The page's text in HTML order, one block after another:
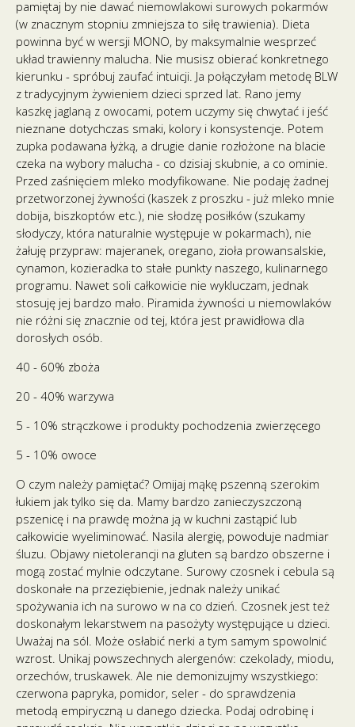
pamiętaj by nie dawać niemowlakowi surowych pokarmów
(w znacznym stopniu zmniejsza to siłę trawienia). Dieta
powinna być w wersji MONO, by maksymalnie wesprzeć
układ trawienny malucha. Nie musisz obierać konkretnego
kierunku - spróbuj zaufać intuicji. Ja połączyłam metodę BLW
z tradycyjnym żywieniem dzieci sprzed lat. Rano jemy
kaszkę jaglaną z owocami, potem uczymy się chwytać i jeść
nieznane dotychczas smaki, kolory i konsystencje. Potem
zupka podawana łyżką, a drugie danie rozłożone na blacie
czeka na wybory malucha - co dzisiaj skubnie, a co ominie.
Przed zaśnięciem mleko modyfikowane. Nie podaję żadnej
przetworzonej żywności (kaszek z proszku - już mleko mnie
dobija, biszkoptów etc.), nie słodzę posiłków (szukamy
słodyczy, która naturalnie występuje w pokarmach), nie
żałuję przypraw: majeranek, oregano, zioła prowansalskie,
cynamon, kozieradka to stałe punkty naszego, kulinarnego
programu. Nawet soli całkowicie nie wykluczam, jednak
stosuję jej bardzo mało. Piramida żywności u niemowlaków
nie różni się znacznie od tej, która jest prawidłowa dla
dorosłych osób.
40 - 60% zboża
20 - 40% warzywa
5 - 10% strączkowe i produkty pochodzenia zwierzęcego
5 - 10% owoce
O czym należy pamiętać? Omijaj mąkę pszenną szerokim
łukiem jak tylko się da. Mamy bardzo zanieczyszczoną
pszenicę i na prawdę można ją w kuchni zastąpić lub
całkowicie wyeliminować. Nasila alergię, powoduje nadmiar
śluzu. Objawy nietolerancji na gluten są bardzo obszerne i
mogą zostać mylnie odczytane. Surowy czosnek i cebula są
doskonałe na przeziębienie, jednak należy unikać
spożywania ich na surowo w na co dzień. Czosnek jest też
doskonałym lekarstwem na pasożyty występujące u dzieci.
Uważaj na sól. Może osłabić nerki a tym samym spowolnić
wzrost. Unikaj powszechnych alergenów: czekolady, miodu,
orzechów, truskawek. Ale nie demonizujmy wszystkiego:
czerwona papryka, pomidor, seler - do sprawdzenia
metodą empiryczną u danego dziecka. Podaj odrobinę i